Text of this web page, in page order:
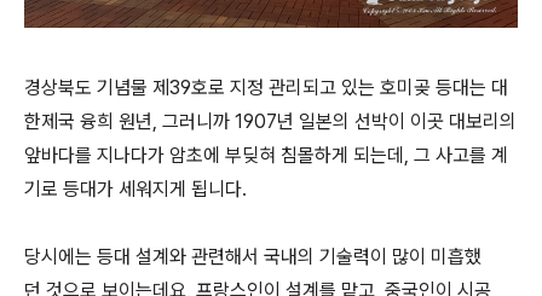
경상북도 기념물 제39호로 지정 관리되고 있는 호미곶 등대는 대
한제국 융희 원년, 그러니까 1907년 일본의 선박이 이곳 대보리의
앞바다를 지나다가 암초에 부딪혀 침몰하게 되는데, 그 사고를 계
기로 등대가 세워지게 됩니다.
당시에는 등대 설계와 관련해서 국내의 기술력이 많이 미흡했
던 것으로 보이는데요, 프랑스인이 설계를 맡고, 중국인이 시공